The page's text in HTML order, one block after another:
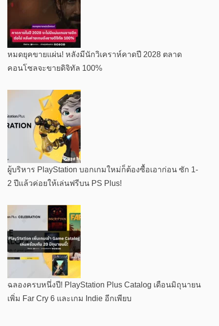
หมดยุคขายแผ่น! หลังมีนักวิเคราห์คาดปี 2028 ตลาด
คอนโซลจะขายดิจิทัล 100%
ผู้บริหาร PlayStation บอกเกมใหม่ก็ต้องซื้อเอาก่อน ซัก 1-
2 ปีแล้วค่อยให้เล่นฟรีบน PS Plus!
ฉลองครบหนึ่งปี! PlayStation Plus Catalog เดือนมิถุนายน
เพิ่ม Far Cry 6 และเกม Indie อีกเพียบ